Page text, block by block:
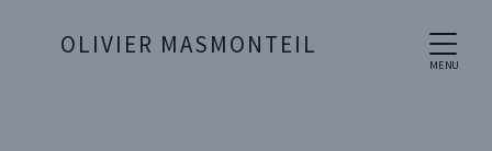
MENU
OLIVIER MASMONTEIL